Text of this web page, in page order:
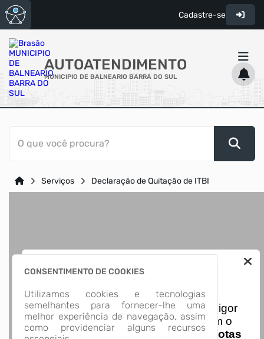
Cadastre-se
AUTOATENDIMENTO
MUNICIPIO DE BALNEARIO BARRA DO SUL
ACESSO RÁPIDO
Acessibilidade
Transparência
O que você procura?
Serviços Declaração de Quitação de ITBI
CONSENTIMENTO DE COOKIES
Utilizamos cookies e tecnologias
semelhantes para fornecer-lhe uma
melhor experiência de navegação, assim
como providenciar alguns recursos
Nota Nacional
Iniciando em01/01/2026entra em vigor
a obrigatoriedade de integração com o
Ambiente de Dados Nacional das
Notas